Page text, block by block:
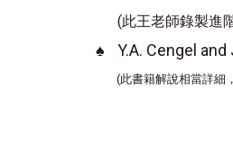
(此王老師錄製進
♠ Y.A. Cengel
(此書籍解說相當詳細